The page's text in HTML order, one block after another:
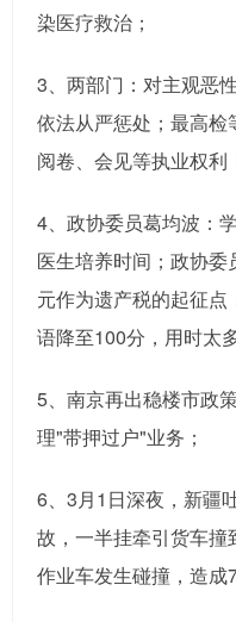
染医疗救治；
3、两部门：对主观恶
依法从严惩处；最高检
阅卷、会见等执业权利
4、政协委员葛均波：
医生培养时间；政协
元作为遗产税的起征
语降至100分，用时太
5、南京再出稳楼市政
理"带押过户"业务；
6、3月1日深夜，新疆
故，一半挂牵引货车
作业车发生碰撞，造成